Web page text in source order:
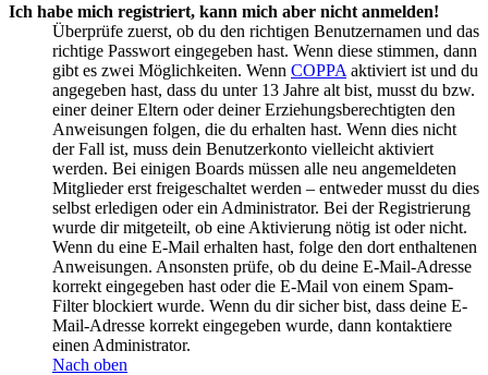
Ich habe mich registriert, kann mich aber nicht anmelden!
Überprüfe zuerst, ob du den richtigen Benutzernamen und das
richtige Passwort eingegeben hast. Wenn diese stimmen, dann
gibt es zwei Möglichkeiten. Wenn COPPA aktiviert ist und du
angegeben hast, dass du unter 13 Jahre alt bist, musst du bzw.
einer deiner Eltern oder deiner Erziehungsberechtigten den
Anweisungen folgen, die du erhalten hast. Wenn dies nicht
der Fall ist, muss dein Benutzerkonto vielleicht aktiviert
werden. Bei einigen Boards müssen alle neu angemeldeten
Mitglieder erst freigeschaltet werden – entweder musst du dies
selbst erledigen oder ein Administrator. Bei der Registrierung
wurde dir mitgeteilt, ob eine Aktivierung nötig ist oder nicht.
Wenn du eine E-Mail erhalten hast, folge den dort enthaltenen
Anweisungen. Ansonsten prüfe, ob du deine E-Mail-Adresse
korrekt eingegeben hast oder die E-Mail von einem Spam-
Filter blockiert wurde. Wenn du dir sicher bist, dass deine E-
Mail-Adresse korrekt eingegeben wurde, dann kontaktiere
einen Administrator.
Nach oben